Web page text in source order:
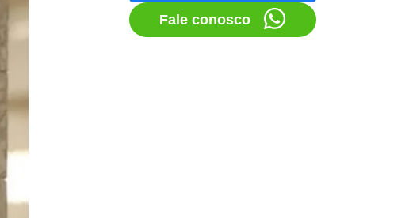
Fale conosco